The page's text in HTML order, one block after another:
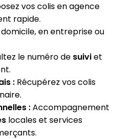
vos colis en agence
rapide.
en entreprise ou
le numéro de suiviet
: Récupérez vos colis
:Accompagnement
locales et services